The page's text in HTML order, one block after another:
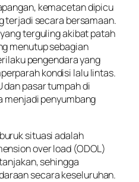
kemacetan dipicu
terjadi secara bersamaan.
terguling akibat patah
menutup sebagian
pengendara yang
kondisi lalu lintas.
dan pasar tumpah di
menjadi penyumbang
situasi adalah
over load (ODOL)
sehingga
secara keseluruhan.